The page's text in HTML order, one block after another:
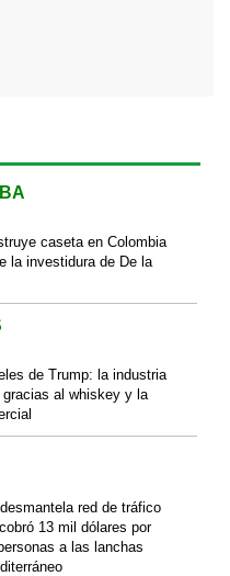
caseta en Colombia
la investidura de De la
de Trump: la industria
al whiskey y la
red de tráfico
13 mil dólares por
a las lanchas